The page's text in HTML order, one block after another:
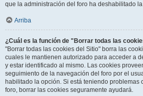
que la administración del foro ha deshabilitado
Arriba
¿Cuál es la función de "Borrar todas las
"Borrar todas las cookies del Sitio" borra las
cuales le mantienen autorizado para acceder a
y estar identificado al mismo. Las cookies
seguimiento de la navegación del foro por el
habilitado la opción. Si está teniendo problemas
foro, borrar las cookies seguramente ayudará.